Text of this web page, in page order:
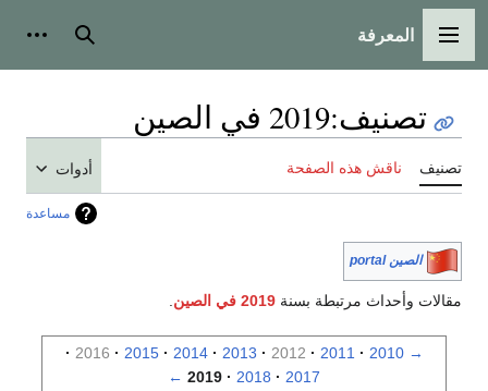
القائمة الرئيسية
المعرفة بحث
تصنيف:2019 في الصين
تصنيف ناقش هذه الصفحة أدوات
مساعدة
الصين portal
مقالات وأحداث مرتبطة بسنة 2019 في الصين
→
2010
2011
2012
2013
2014
2015
2016
2017
2018
2019
←